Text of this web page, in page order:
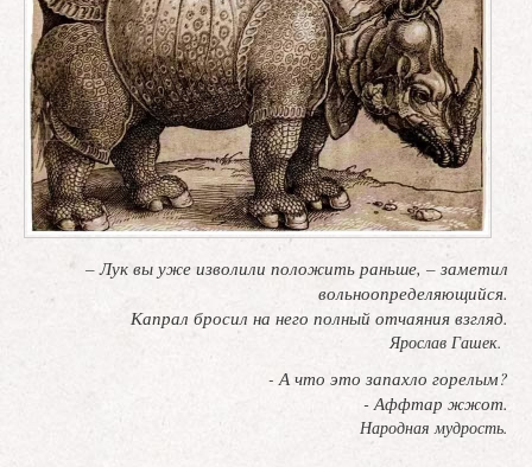
– Лук вы уже изволили положить раньше, – заметил
вольноопределяющийся.
Капрал бросил на него полный отчаяния взгляд.
Ярослав Гашек.
- А что это запахло горелым?
- Аффтар жжот.
Народная мудрость.